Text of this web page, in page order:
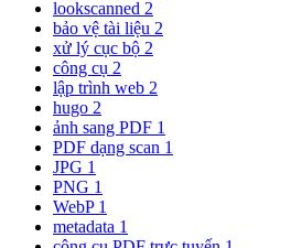
lookscanned 2
bảo vệ tài liệu 2
xử lý cục bộ 2
công cụ 2
lập trình web 2
hugo 2
ảnh sang PDF 1
PDF dạng scan 1
JPG 1
PNG 1
WebP 1
metadata 1